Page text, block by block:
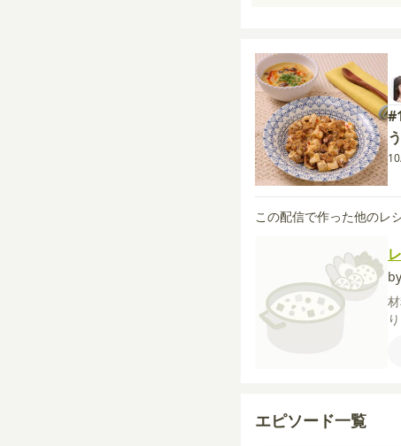
この配信で作った他のレ
エピソード一覧